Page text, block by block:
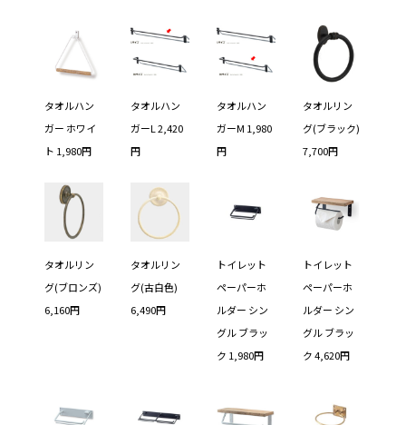
タオルハン
ガー ホワイ
ト 1,980円
タオルハン
ガーL 2,420
円
タオルハン
ガーM 1,980
円
タオルリン
グ(ブラック)
7,700円
タオルリン
グ(ブロンズ)
6,160円
タオルリン
グ(古白色)
6,490円
トイレット
ペーパーホ
ルダー シン
グル ブラッ
ク 1,980円
トイレット
ペーパーホ
ルダー シン
グル ブラッ
ク 4,620円